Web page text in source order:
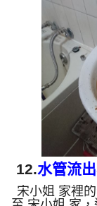
色就越深，如
出水量也變大
鐵鏽跟泥沙堆
含有氧化錳，
跟石油一樣黑
12.水管流
宋小姐 家裡